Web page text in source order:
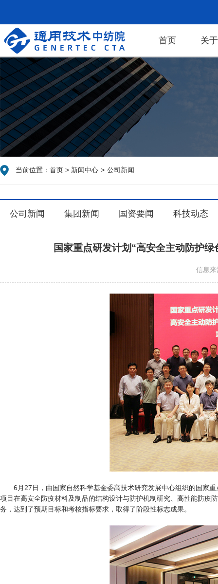
首页 关
当前位置： 首页 > 新闻中心 > 公司新闻
公司新闻 集团新闻 国资要闻 科技动态
国家重点研发计划“高安全主动防护
信息来
6月27日，由国家自然科学基金委高技术研究发展中心组织的国家
项目在高安全防疫材料及制品的结构设计与防护机制研究、高性能防疫
务，达到了预期目标和考核指标要求，取得了阶段性标志成果。